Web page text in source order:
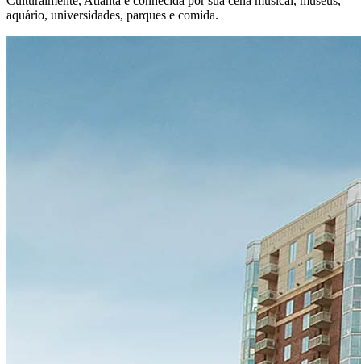
aquário, universidades, parques e comida.